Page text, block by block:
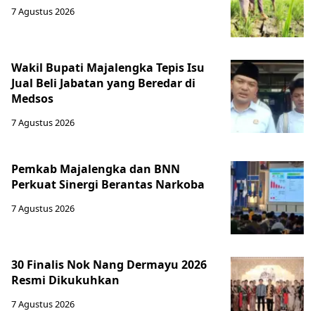
7 Agustus 2026
Wakil Bupati Majalengka Tepis Isu
Jual Beli Jabatan yang Beredar di
Medsos
7 Agustus 2026
Pemkab Majalengka dan BNN
Perkuat Sinergi Berantas Narkoba
7 Agustus 2026
30 Finalis Nok Nang Dermayu 2026
Resmi Dikukuhkan
7 Agustus 2026